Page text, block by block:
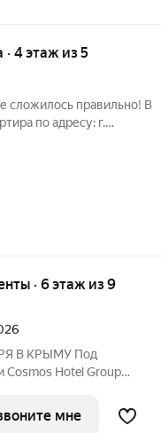
· 4 этаж из 5
сложилось правильно! В
по адресу: г.
легко почувствовать тот
· 6 этаж из 9
В КРЫМУ Под
Cosmos Hotel Group
современныймне